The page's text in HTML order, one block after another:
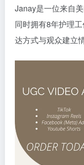
Janay是一位来自
同时拥有8年护理
达方式与观众建立